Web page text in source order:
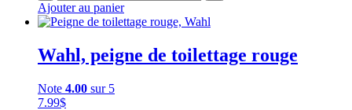
Ajouter au panier
Wahl, peigne de toilettage rouge
Note 4.00 sur 5
7.99$